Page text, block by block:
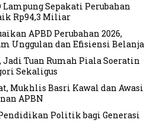
Lampung Sepakati Perubahan
Rp94,3 Miliar
APBD Perubahan 2026,
Unggulan dan Efisiensi Belanja
Tuan Rumah Piala Soeratin
Sekaligus
Mukhlis Basri Kawal dan Awasi
APBN
Politik bagi Generasi